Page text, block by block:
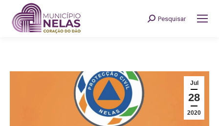
Search:
Pesquisar
Jul
28
2020